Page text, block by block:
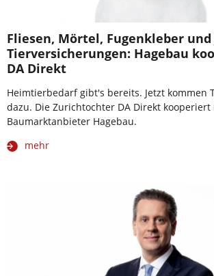
Fliesen, Mörtel, Fugenkleber
Tierversicherungen: Hagebau
DA Direkt
Heimtierbedarf gibt's bereits. Jetzt kommen
dazu. Die Zurichtochter DA Direkt kooperiert
Baumarktanbieter Hagebau.
mehr